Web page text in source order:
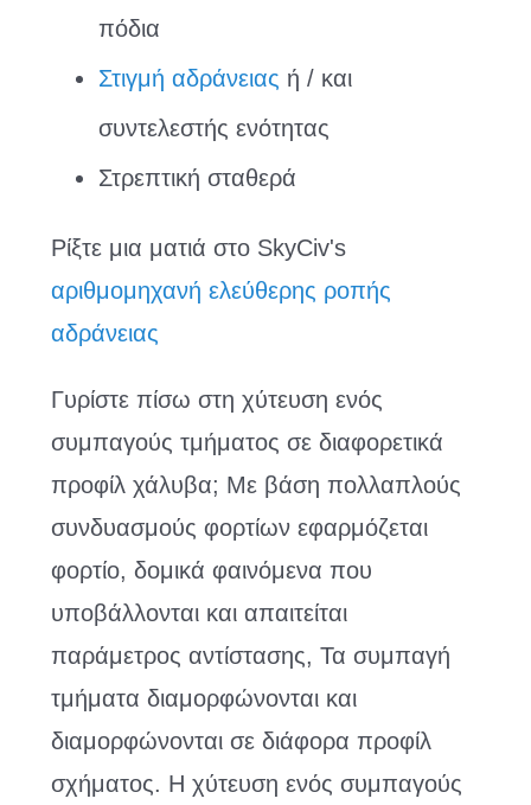
πόδια
Στιγμή αδράνειας ή / και
συντελεστής ενότητας
Στρεπτική σταθερά
Ρίξτε μια ματιά στο SkyCiv's
αριθμομηχανή ελεύθερης ροπής
αδράνειας
Γυρίστε πίσω στη χύτευση ενός
συμπαγούς τμήματος σε διαφορετικά
προφίλ χάλυβα; Με βάση πολλαπλούς
συνδυασμούς φορτίων εφαρμόζεται
φορτίο, δομικά φαινόμενα που
υποβάλλονται και απαιτείται
παράμετρος αντίστασης, Τα συμπαγή
τμήματα διαμορφώνονται και
διαμορφώνονται σε διάφορα προφίλ
σχήματος. Η χύτευση ενός συμπαγούς